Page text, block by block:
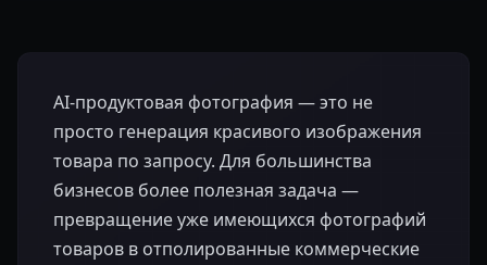
AI-продуктовая фотография — это не
просто генерация красивого изображения
товара по запросу. Для большинства
бизнесов более полезная задача —
превращение уже имеющихся фотографий
товаров в отполированные коммерческие